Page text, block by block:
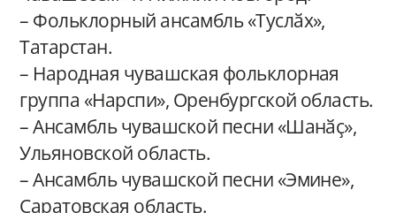
– Фольклорный ансамбль «Туслӑх»,
Татарстан.
– Народная чувашская фольклорная
группа «Нарспи», Оренбургской область.
– Ансамбль чувашской песни «Шанӑҫ»,
Ульяновской область.
– Ансамбль чувашской песни «Эмине»,
Саратовская область.